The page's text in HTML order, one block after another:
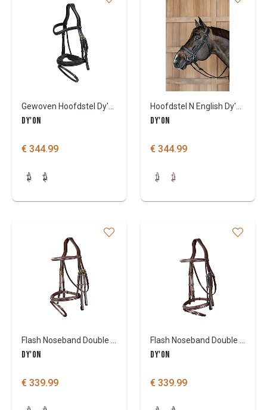
DY'ON
€ 344.99
DY'ON
€ 344.99
DY'ON
€ 339.99
DY'ON
€ 339.99